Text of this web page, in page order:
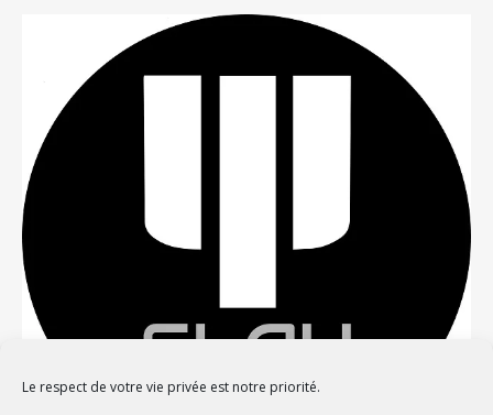
Le respect de votre vie privée est notre priorité.